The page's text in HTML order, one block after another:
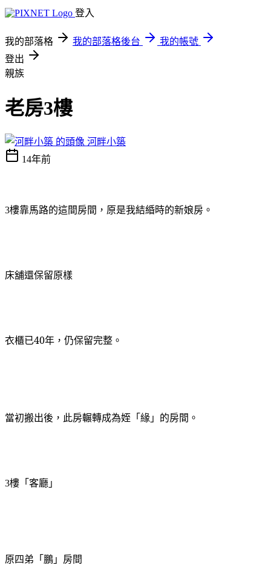
登入
我的部落格 我的部落格後台
我的帳號
登出
親族
老房3樓
河畔小築
14年前
3樓靠馬路的這間房間，原是我結緍時的新娘房。
床舖還保留原樣
衣櫃已40年，仍保留完整。
當初搬出後，此房輾轉成為姪「緣」的房間。
3樓「客廳」
原四弟「鵬」房間